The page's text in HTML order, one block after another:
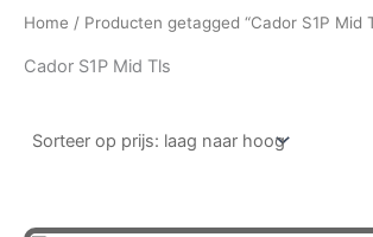
Home / Producten getagged “Cador S1P Mid
Cador S1P Mid Tls